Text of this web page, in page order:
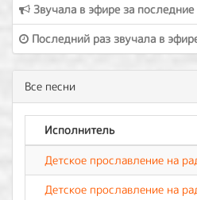
Звучала в эфире за
Последний раз звучала в
Все песни
Исполнитель
Детское прославление на
Детское прославление на